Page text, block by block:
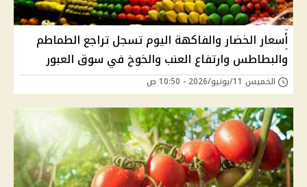
أسعار الخضار والفاكهة اليوم تسجل تراجع الطماطم
والبطاطس وارتفاع العنب والخوخ في سوق العبور
الخميس 11/يونيو/2026 - 10:50 ص